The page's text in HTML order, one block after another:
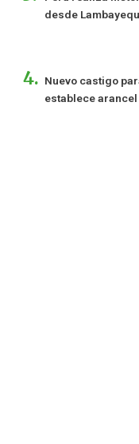
desde
Nuevo castigo
establece arancel